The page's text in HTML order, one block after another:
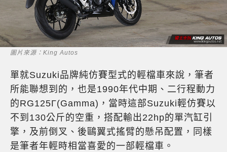
圖片來源：King Autos
單就Suzuki品牌純仿賽型式的輕檔車來說，筆者
所能聯想到的，也是1990年代中期、二行程動力
的RG125Γ(Gamma)，當時這部Suzuki輕仿賽以
不到130公斤的空重，搭配輸出22hp的單汽缸引
擎，及前倒叉、後鷗翼式搖臂的懸吊配置，同樣
是筆者年輕時相當喜愛的一部輕檔車。